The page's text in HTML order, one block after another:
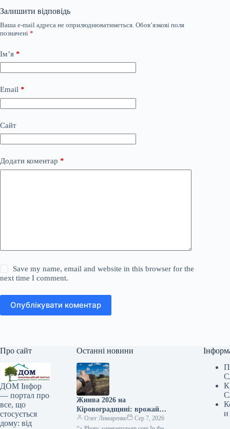
Залишити відповідь
Ваша e-mail адреса не оприлюднюватиметься. Обов’язкові поля
позначені *
Ім’я *
Email *
Сайт
Додати коментар *
Save my name, email and website in this browser for the
next time I comment.
Опублікувати коментар
Про сайт
ДОМ Інфор
— портал про
все, що
стосується
дому: від
Останні новини
Жнива 2026 на
Кіровоградщині: врожай
ранніх культур вищий за
Олег Лимаренко
Сер 7, 2026
и